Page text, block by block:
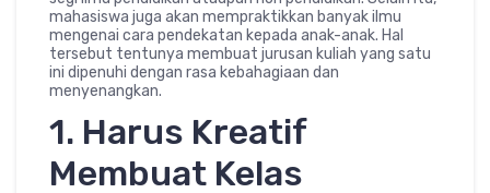
mahasiswa juga akan mempraktikkan banyak ilmu
mengenai cara pendekatan kepada anak-anak. Hal
tersebut tentunya membuat jurusan kuliah yang satu
ini dipenuhi dengan rasa kebahagiaan dan
menyenangkan.
1. Harus Kreatif
Membuat Kelas